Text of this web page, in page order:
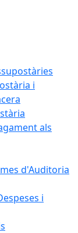
i
als
d'Auditoria
i